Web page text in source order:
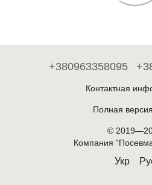
+380963358095
Контактная
Полная
©
Компания
Укр